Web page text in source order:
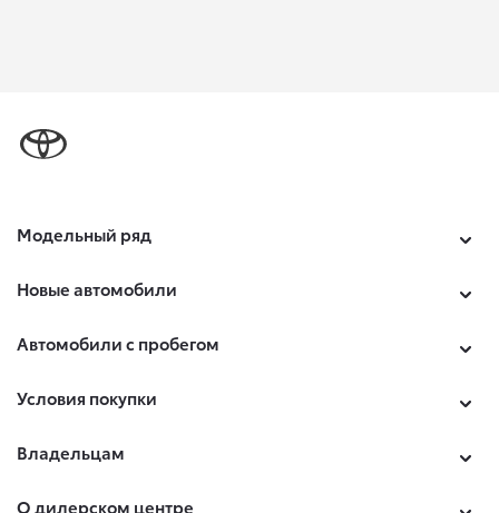
Модельный ряд
Новые автомобили
Автомобили с пробегом
Условия покупки
Владельцам
О дилерском центре